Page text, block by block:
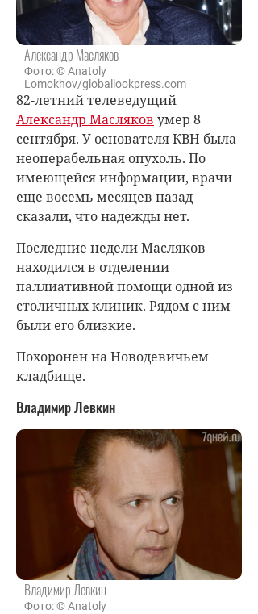
Александр Масляков
Фото: © Anatoly
Lomokhov/globallookpress.com
82-летний телеведущий
Александр Масляков умер 8
сентября. У основателя КВН была
неоперабельная опухоль. По
имеющейся информации, врачи
еще восемь месяцев назад
сказали, что надежды нет.
Последние недели Масляков
находился в отделении
паллиативной помощи одной из
столичных клиник. Рядом с ним
были его близкие.
Похоронен на Новодевичьем
кладбище.
Владимир Левкин
Владимир Левкин
Фото: © Anatoly